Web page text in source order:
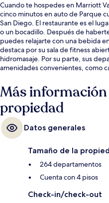
Cuando te hospedes en Marriott
cinco minutos en auto de Parque
San Diego. El restaurante es el
o un bocadillo. Después de
puedes relajarte con una bebida
destaca por su sala de fitness
hidromasaje. Por su parte, sus
amenidades convenientes, como
características como el personal
transporte público a una corta
Avenue está a 5 minutos y Civic
Más
propiedad
Datos generales
Tamaño de la
264 departamentos
Cuenta con 4 pisos
Check-in/check-out